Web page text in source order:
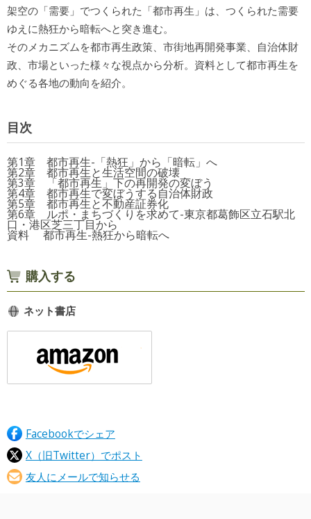
架空の「需要」でつくられた「都市再生」は、つくられた需要
ゆえに熱狂から暗転へと突き進む。
そのメカニズムを都市再生政策、市街地再開発事業、自治体財
政、市場といった様々な視点から分析。資料として都市再生を
めぐる各地の動向を紹介。
目次
第1章 都市再生-「熱狂」から「暗転」へ
第2章 都市再生と生活空間の破壊
第3章 「都市再生」下の再開発の変ぼう
第4章 都市再生で変ぼうする自治体財政
第5章 都市再生と不動産証券化
第6章 ルポ・まちづくりを求めて-東京都葛飾区立石駅北
口・港区芝三丁目から
資料 都市再生-熱狂から暗転へ
購入する
ネット書店
Facebookでシェア
X（旧Twitter）でポスト
友人にメールで知らせる